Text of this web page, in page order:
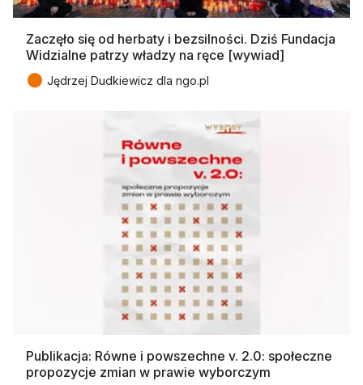
Zaczęło się od herbaty i bezsilności. Dziś Fundacja
Widzialne patrzy władzy na ręce [wywiad]
● Jędrzej Dudkiewicz dla ngo.pl
Publikacja: Równe i powszechne v. 2.0: społeczne
propozycje zmian w prawie wyborczym